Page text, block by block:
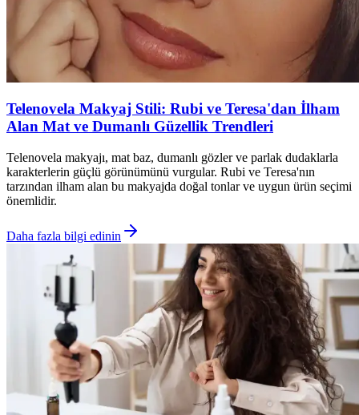
Telenovela Makyaj Stili: Rubi ve Teresa'dan İlham
Alan Mat ve Dumanlı Güzellik Trendleri
Telenovela makyajı, mat baz, dumanlı gözler ve parlak dudaklarla
karakterlerin güçlü görünümünü vurgular. Rubi ve Teresa'nın
tarzından ilham alan bu makyajda doğal tonlar ve uygun ürün seçimi
önemlidir.
Daha fazla bilgi edinin